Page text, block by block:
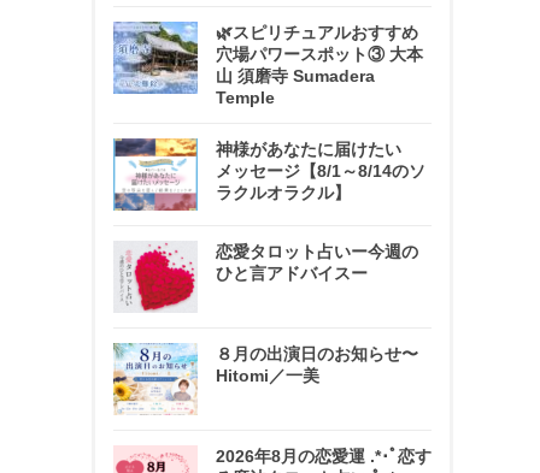
🌿スピリチュアルおすすめ
穴場パワースポット③ 大本
山 須磨寺 Sumadera
Temple
神様があなたに届けたい
メッセージ【8/1～8/14のソ
ラクルオラクル】
恋愛タロット占いー今週の
ひと言アドバイスー
８月の出演日のお知らせ〜
Hitomi／一美
2026年8月の恋愛運 .*･ﾟ恋す